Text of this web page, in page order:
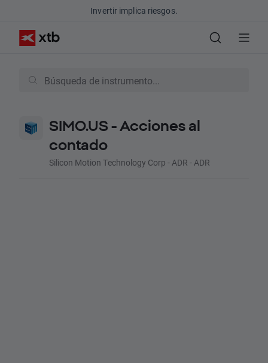
Invertir implica riesgos.
SIMO.US - Acciones al
contado
Silicon Motion Technology Corp - ADR - ADR